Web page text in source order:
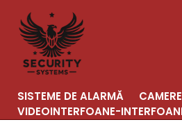
content
SISTEME DE ALARMĂ
VIDEOINTERFOANE-